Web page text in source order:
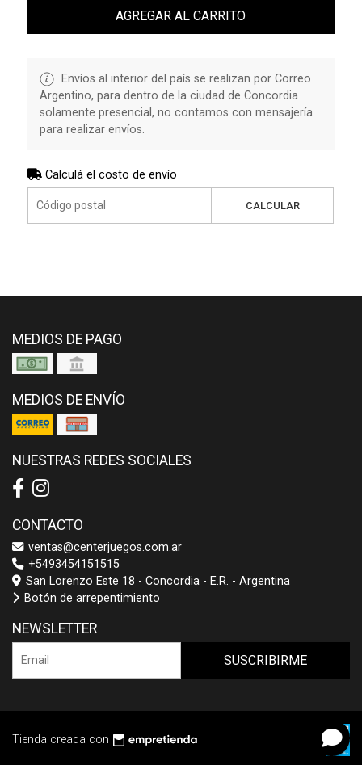
AGREGAR AL CARRITO
Envíos al interior del país se realizan por Correo
Argentino, para dentro de la ciudad de Concordia
solamente presencial, no contamos con mensajería
para realizar envíos.
Calculá el costo de envío
CALCULAR
MEDIOS DE PAGO
MEDIOS DE ENVÍO
NUESTRAS REDES SOCIALES
CONTACTO
ventas@centerjuegos.com.ar
+5493454151515
San Lorenzo Este 18 - Concordia - E.R. - Argentina
Botón de arrepentimiento
NEWSLETTER
SUSCRIBIRME
Tienda creada con